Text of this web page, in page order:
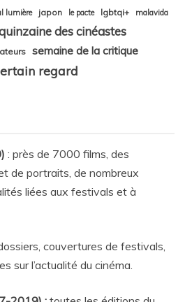
lumière japon le pacte lgbtqi+ malavida
des cinéastes
semaine de la critique
regard
: près de 7000 films, des
de portraits, de nombreux
liées aux festivals et à
couvertures de festivals,
sur l’actualité du cinéma